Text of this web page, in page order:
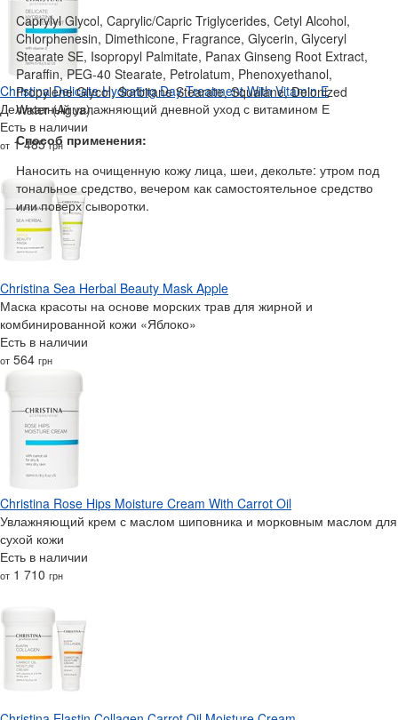
Caprylyl Glycol, Caprylic/Capric Triglycerides, Cetyl Alcohol,
Chlorphenesin, Dimethicone, Fragrance, Glycerin, Glyceryl
Stearate SE, Isopropyl Palmitate, Panax Ginseng Root Extract,
Paraffin, PEG-40 Stearate, Petrolatum, Phenoxyethanol,
Propylene Glycol, Sorbitane Stearate, Squalane, Deionized
Water (Agua).
Способ применения:
Наносить на очищенную кожу лица, шеи, декольте: утром под
тональное средство, вечером как самостоятельное средство
или поверх сыворотки.
Christina Delicate Hydrating Day Treatment With Vitamin E
Деликатный увлажняющий дневной уход с витамином Е
Есть в наличии
от 1 485грн
Christina Sea Herbal Beauty Mask Apple
Маска красоты на основе морских трав для жирной и
комбинированной кожи «Яблоко»
Есть в наличии
от 564 грн
Christina Rose Hips Moisture Cream With Carrot Oil
Увлажняющий крем с маслом шиповника и морковным маслом для
сухой кожи
Есть в наличии
от 1 710 грн